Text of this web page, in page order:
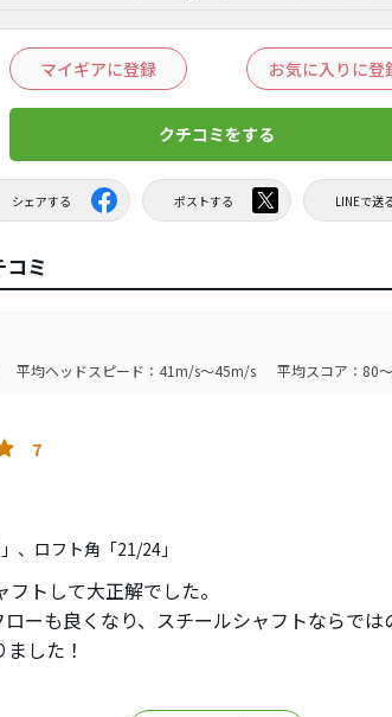
マイギアに登録 お気に入りに登
クチコミをする
シェアする ポストする LINEで送
ミ
平均ヘッドスピード：41m/s～45m/s 平均スコア：80
7
、ロフト角「21/24」
トして大正解でした。
ーも良くなり、スチールシャフトならで
した！
と心配していましたがしっかり振れる分、